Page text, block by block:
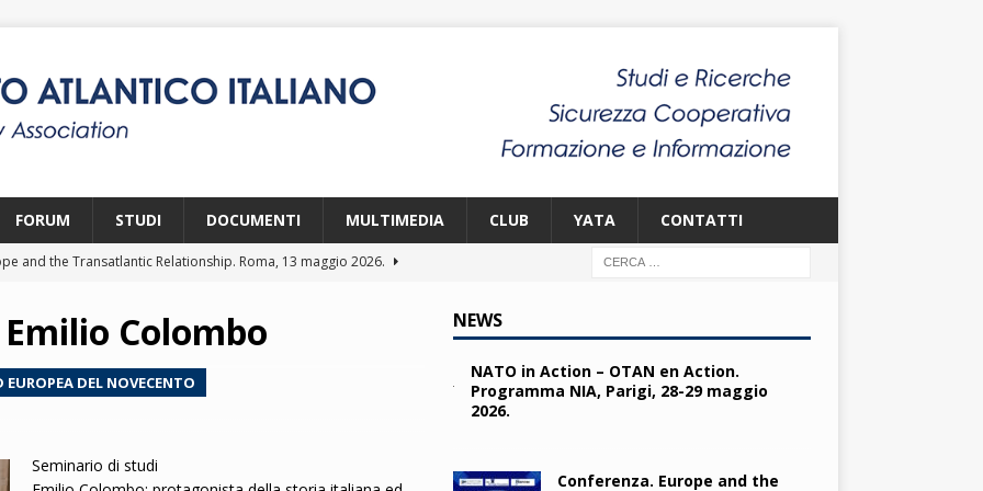
FORUM STUDI DOCUMENTI MULTIMEDIA CLUB YATA CONTATTI
and the Transatlantic Relationship. Roma, 13 maggio 2026.
and the Challenges from the South (SPD). Bruxelles, 22 aprile
OTAN en Action. Programma NIA, Parigi, 28-29 maggio 2026.
Colombo
DEL NOVECENTO
Seminario di studi
NEWS
NATO in Action – OTAN en Action.
Programma NIA, Parigi, 28-29 maggio
2026.
Conferenza. Europe and the